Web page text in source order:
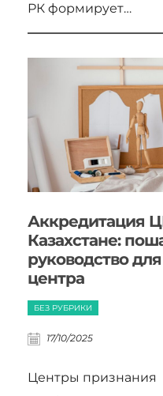
РК формирует…
Аккредитация
Казахстане:
руководство
центра
БЕЗ РУБРИКИ
17/10/2025
Центры признания